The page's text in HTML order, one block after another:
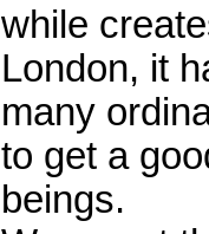
while
London, it
many
to get a
beings.